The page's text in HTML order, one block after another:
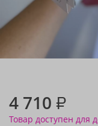
4 710 ₽
Товар доступен для